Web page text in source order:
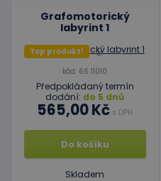
Grafomotorický
labyrint 1
Top produkt!
kód: 66 11010
Předpokládaný termín
dodání: do 5 dnů
565,00 Kč s DPH
Do košíku
Skladem